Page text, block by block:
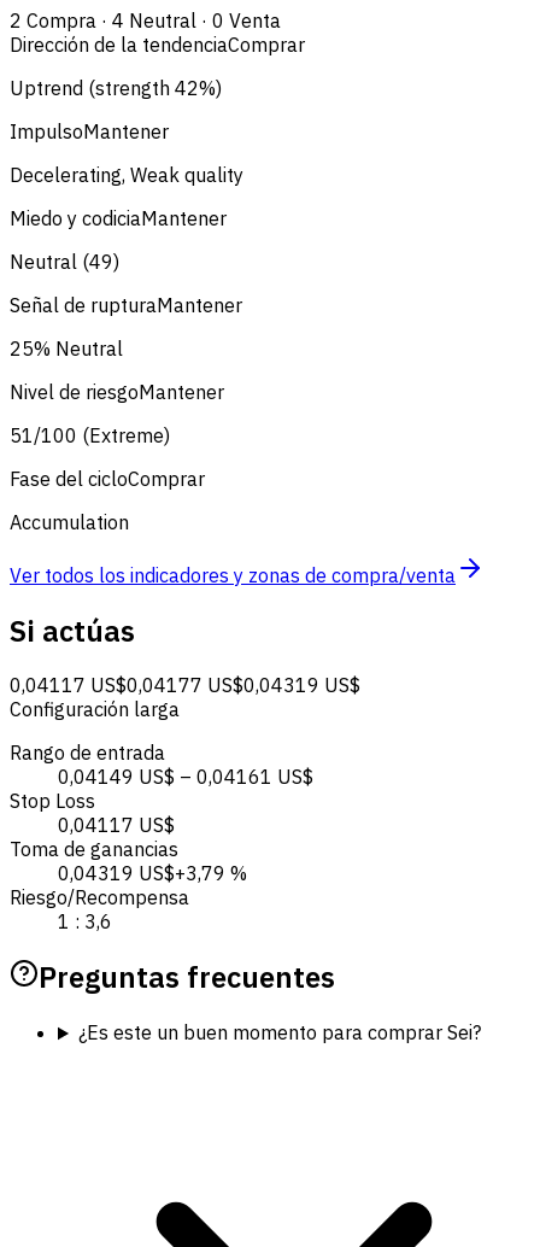
2 Compra · 4 Neutral · 0 Venta
Dirección de la tendenciaComprar
Uptrend (strength 42%)
ImpulsoMantener
Decelerating, Weak quality
Miedo y codiciaMantener
Neutral (49)
Señal de rupturaMantener
25% Neutral
Nivel de riesgoMantener
51/100 (Extreme)
Fase del cicloComprar
Accumulation
Ver todos los indicadores y zonas de compra/venta
Si actúas
0,04117 US$0,04177 US$0,04319 US$
Configuración larga
Rango de entrada
0,04149 US$ – 0,04161 US$
Stop Loss
0,04117 US$
Toma de ganancias
0,04319 US$+3,79 %
Riesgo/Recompensa
1 : 3,6
Preguntas frecuentes
¿Es este un buen momento para comprar Sei?